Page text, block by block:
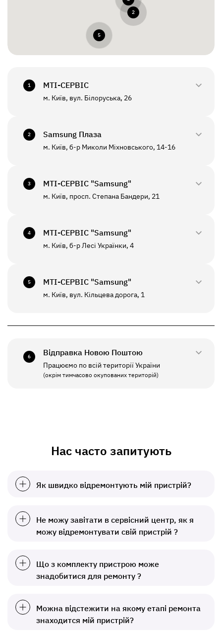
2
5
1 МТI-СЕРВІС
м. Київ, вул. Білоруська, 26
+380(44)458-3870
СБ - НД
Вихідний
До цього відділення можлива відправка *
2 Samsung Плаза
м. Київ, б-р Миколи Міхновського, 14-16
+380(44)590-2805
СБ - НД
Вихідний
До цього відділення можлива відправка *
3 МТI-СЕРВІС "Samsung"
м. Київ, просп. Степана Бандери, 21
+380(67)550-7601
4 МТI-СЕРВІС "Samsung"
м. Київ, б-р Лесі Українки, 4
+380(67)550-7639
5 МТI-СЕРВІС "Samsung"
м. Київ, вул. Кільцева дорога, 1
+380(67)550-7641
ПН - ПТ
СБ - НД
11:00 - 19:00
6 Відправка Новою Поштою
Працюємо по всій території України
(окрім тимчасово окупованих територій)
Нас часто запитують
Як швидко відремонтують мій пристрій?
Не можу завітати в сервісний центр, як я
можу відремонтувати свій пристрій ?
Що з комплекту пристрою може
знадобитися для ремонту ?
Можна відстежити на якому етапі ремонта
знаходится мій пристрій?